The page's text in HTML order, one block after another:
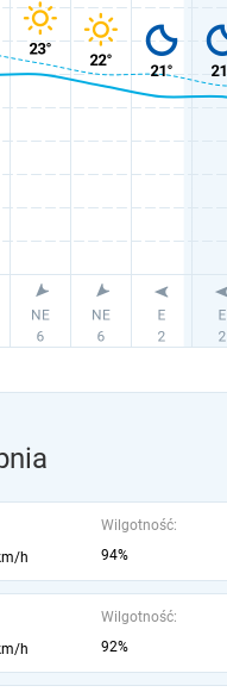
h
Wilgotność:
94%
h
Wilgotność:
92%